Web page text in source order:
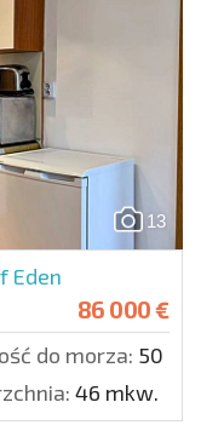
13
Eden
86 000 €
do morza: 50 m.
46 mkw.